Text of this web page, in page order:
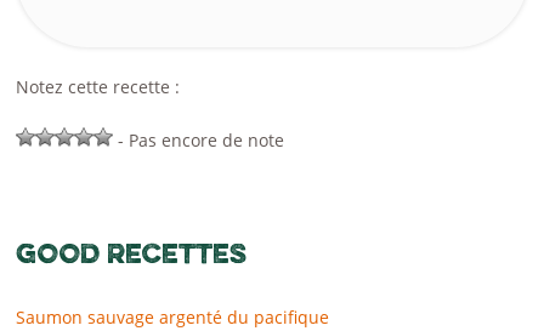
Notez cette recette :
- Pas encore de note
GOOD RECETTES
Saumon sauvage argenté du pacifique